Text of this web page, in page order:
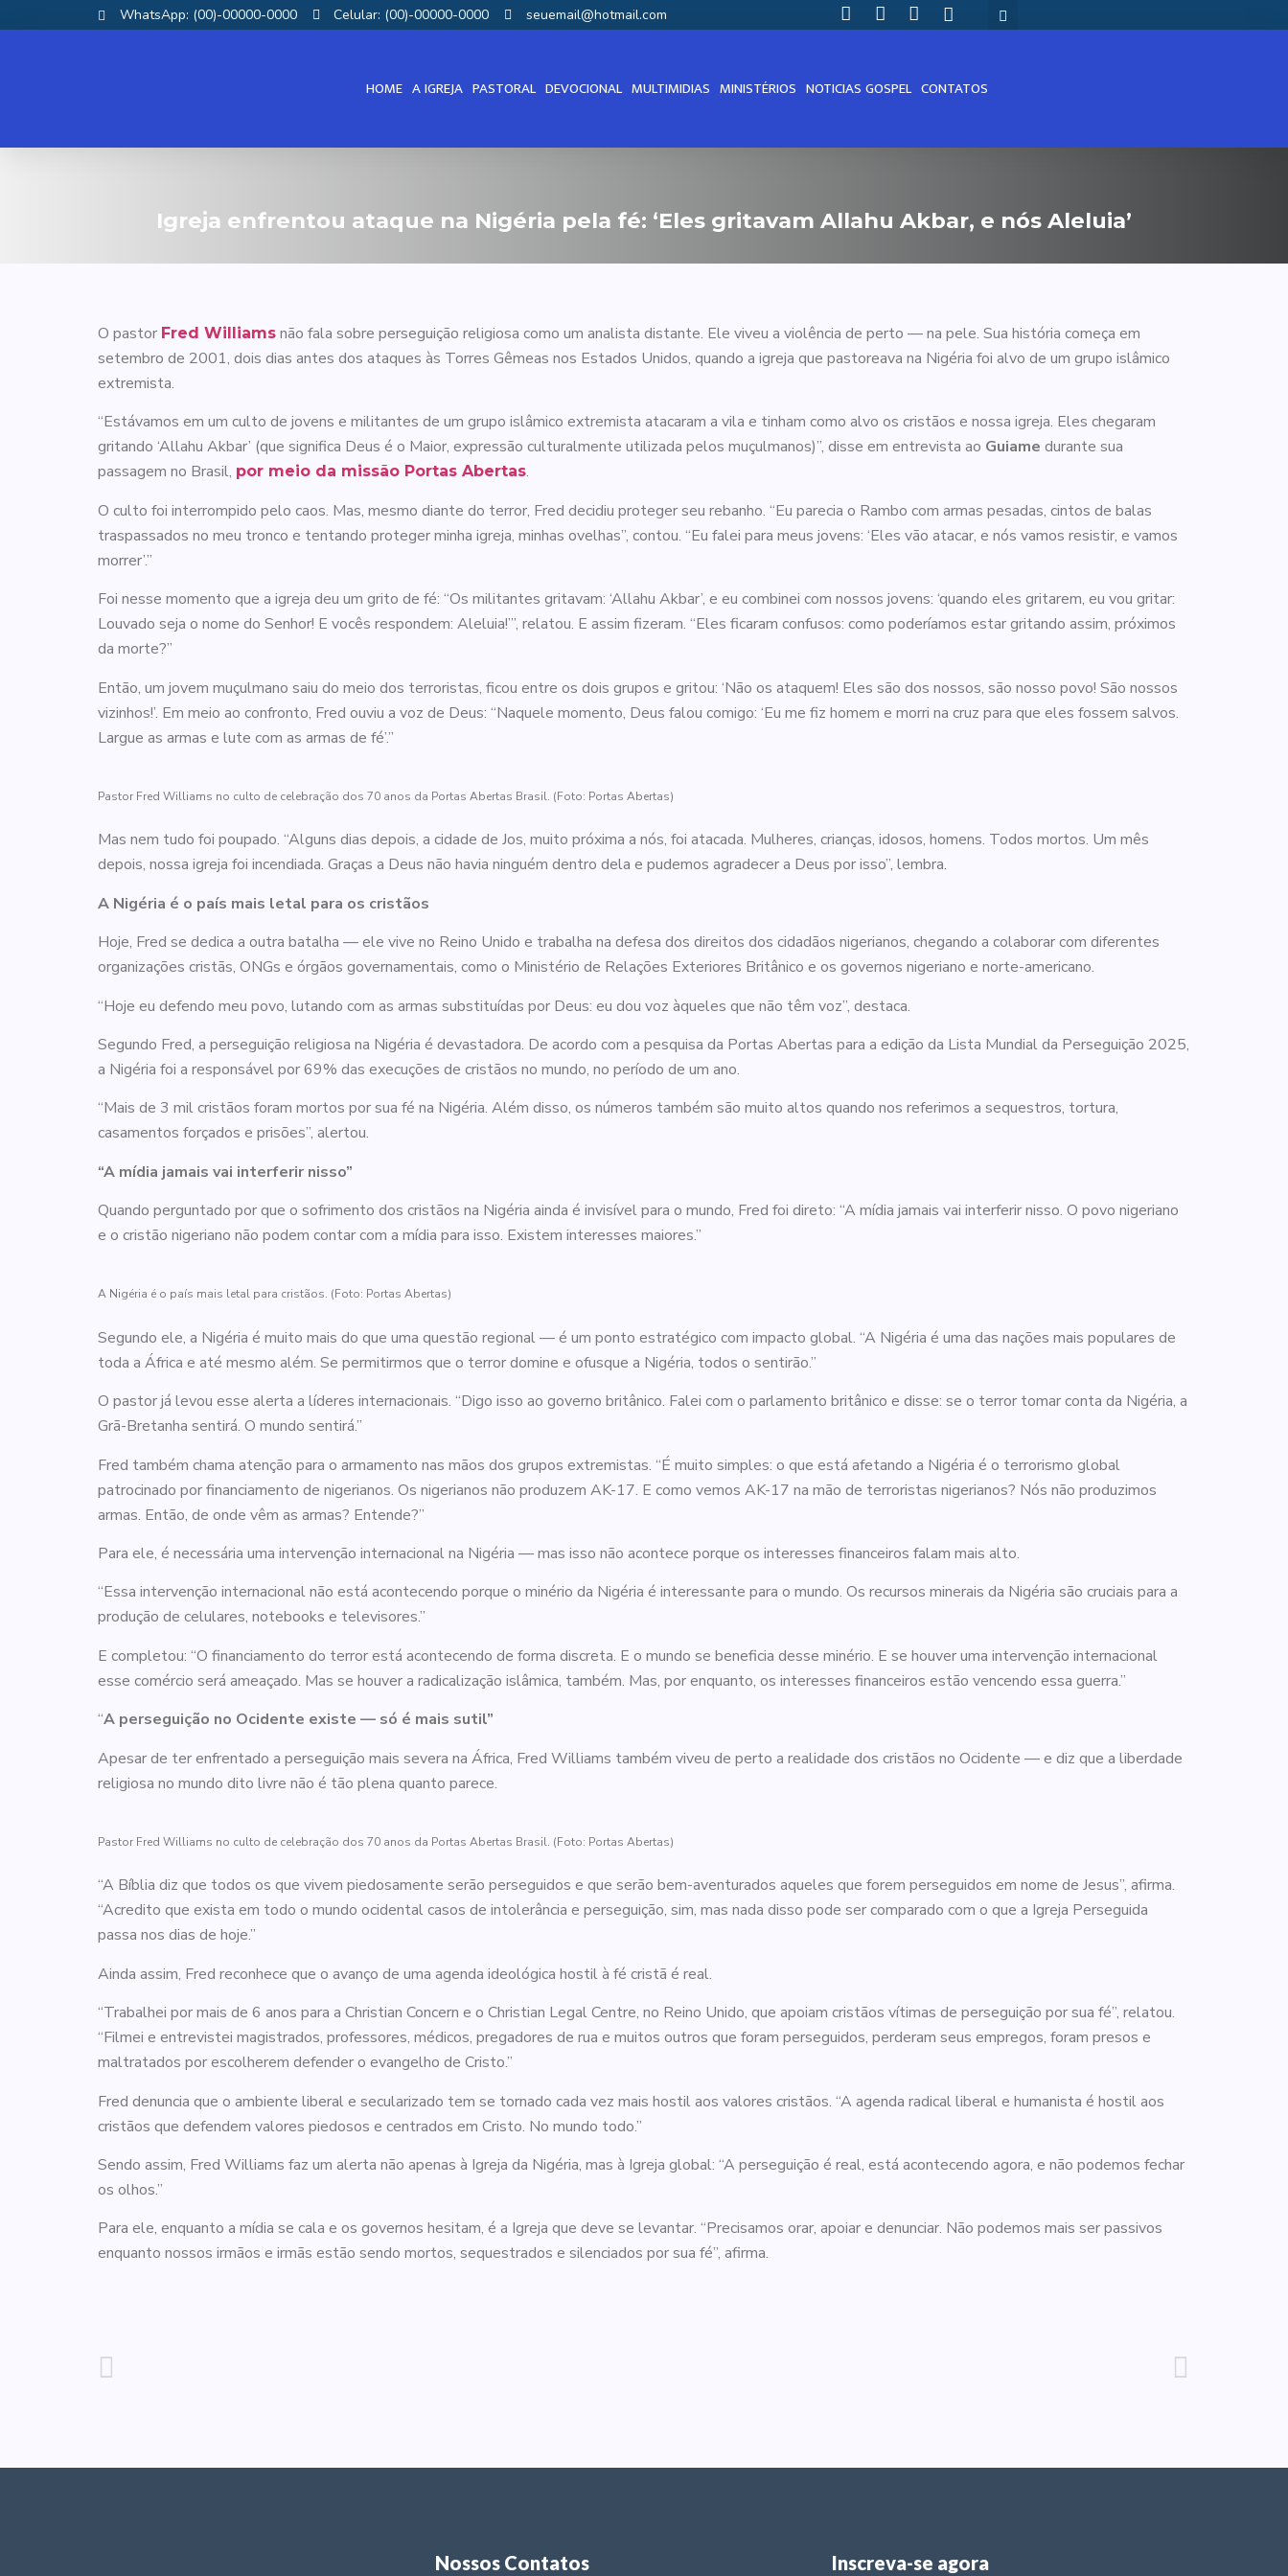
WhatsApp: (00)-00000-0000 Celular: (00)-00000-0000 seuemail@hotmail.com
HOME A IGREJA PASTORAL DEVOCIONAL MULTIMIDIAS MINISTÉRIOS NOTICIAS GOSPEL CONTATOS
Igreja enfrentou ataque na Nigéria pela fé: ‘Eles gritavam Allahu Akbar, e nós Aleluia’
O pastor Fred Williams não fala sobre perseguição religiosa como um analista distante. Ele viveu a violência de perto — na pele. Sua história começa em
setembro de 2001, dois dias antes dos ataques às Torres Gêmeas nos Estados Unidos, quando a igreja que pastoreava na Nigéria foi alvo de um grupo islâmico
extremista.
“Estávamos em um culto de jovens e militantes de um grupo islâmico extremista atacaram a vila e tinham como alvo os cristãos e nossa igreja. Eles chegaram
gritando ‘Allahu Akbar’ (que significa Deus é o Maior, expressão culturalmente utilizada pelos muçulmanos)”, disse em entrevista ao Guiame durante sua
passagem no Brasil, por meio da missão Portas Abertas.
O culto foi interrompido pelo caos. Mas, mesmo diante do terror, Fred decidiu proteger seu rebanho. “Eu parecia o Rambo com armas pesadas, cintos de balas
traspassados no meu tronco e tentando proteger minha igreja, minhas ovelhas”, contou. “Eu falei para meus jovens: ‘Eles vão atacar, e nós vamos resistir, e vamos
morrer’.”
Foi nesse momento que a igreja deu um grito de fé: “Os militantes gritavam: ‘Allahu Akbar’, e eu combinei com nossos jovens: ‘quando eles gritarem, eu vou gritar:
Louvado seja o nome do Senhor! E vocês respondem: Aleluia!’”, relatou. E assim fizeram. “Eles ficaram confusos: como poderíamos estar gritando assim, próximos
da morte?”
Então, um jovem muçulmano saiu do meio dos terroristas, ficou entre os dois grupos e gritou: ‘Não os ataquem! Eles são dos nossos, são nosso povo! São nossos
vizinhos!’. Em meio ao confronto, Fred ouviu a voz de Deus: “Naquele momento, Deus falou comigo: ‘Eu me fiz homem e morri na cruz para que eles fossem salvos.
Largue as armas e lute com as armas de fé’.”
Pastor Fred Williams no culto de celebração dos 70 anos da Portas Abertas Brasil. (Foto: Portas Abertas)
Mas nem tudo foi poupado. “Alguns dias depois, a cidade de Jos, muito próxima a nós, foi atacada. Mulheres, crianças, idosos, homens. Todos mortos. Um mês
depois, nossa igreja foi incendiada. Graças a Deus não havia ninguém dentro dela e pudemos agradecer a Deus por isso”, lembra.
A Nigéria é o país mais letal para os cristãos
Hoje, Fred se dedica a outra batalha — ele vive no Reino Unido e trabalha na defesa dos direitos dos cidadãos nigerianos, chegando a colaborar com diferentes
organizações cristãs, ONGs e órgãos governamentais, como o Ministério de Relações Exteriores Britânico e os governos nigeriano e norte-americano.
“Hoje eu defendo meu povo, lutando com as armas substituídas por Deus: eu dou voz àqueles que não têm voz”, destaca.
Segundo Fred, a perseguição religiosa na Nigéria é devastadora. De acordo com a pesquisa da Portas Abertas para a edição da Lista Mundial da Perseguição 2025,
a Nigéria foi a responsável por 69% das execuções de cristãos no mundo, no período de um ano.
“Mais de 3 mil cristãos foram mortos por sua fé na Nigéria. Além disso, os números também são muito altos quando nos referimos a sequestros, tortura,
casamentos forçados e prisões”, alertou.
“A mídia jamais vai interferir nisso”
Quando perguntado por que o sofrimento dos cristãos na Nigéria ainda é invisível para o mundo, Fred foi direto: “A mídia jamais vai interferir nisso. O povo nigeriano
e o cristão nigeriano não podem contar com a mídia para isso. Existem interesses maiores.”
A Nigéria é o país mais letal para cristãos. (Foto: Portas Abertas)
Segundo ele, a Nigéria é muito mais do que uma questão regional — é um ponto estratégico com impacto global. “A Nigéria é uma das nações mais populares de
toda a África e até mesmo além. Se permitirmos que o terror domine e ofusque a Nigéria, todos o sentirão.”
O pastor já levou esse alerta a líderes internacionais. “Digo isso ao governo britânico. Falei com o parlamento britânico e disse: se o terror tomar conta da Nigéria, a
Grã-Bretanha sentirá. O mundo sentirá.”
Fred também chama atenção para o armamento nas mãos dos grupos extremistas. “É muito simples: o que está afetando a Nigéria é o terrorismo global
patrocinado por financiamento de nigerianos. Os nigerianos não produzem AK-17. E como vemos AK-17 na mão de terroristas nigerianos? Nós não produzimos
armas. Então, de onde vêm as armas? Entende?”
Para ele, é necessária uma intervenção internacional na Nigéria — mas isso não acontece porque os interesses financeiros falam mais alto.
“Essa intervenção internacional não está acontecendo porque o minério da Nigéria é interessante para o mundo. Os recursos minerais da Nigéria são cruciais para a
produção de celulares, notebooks e televisores.”
E completou: “O financiamento do terror está acontecendo de forma discreta. E o mundo se beneficia desse minério. E se houver uma intervenção internacional
esse comércio será ameaçado. Mas se houver a radicalização islâmica, também. Mas, por enquanto, os interesses financeiros estão vencendo essa guerra.”
“A perseguição no Ocidente existe — só é mais sutil”
Apesar de ter enfrentado a perseguição mais severa na África, Fred Williams também viveu de perto a realidade dos cristãos no Ocidente — e diz que a liberdade
religiosa no mundo dito livre não é tão plena quanto parece.
Pastor Fred Williams no culto de celebração dos 70 anos da Portas Abertas Brasil. (Foto: Portas Abertas)
“A Bíblia diz que todos os que vivem piedosamente serão perseguidos e que serão bem-aventurados aqueles que forem perseguidos em nome de Jesus”, afirma.
“Acredito que exista em todo o mundo ocidental casos de intolerância e perseguição, sim, mas nada disso pode ser comparado com o que a Igreja Perseguida
passa nos dias de hoje.”
Ainda assim, Fred reconhece que o avanço de uma agenda ideológica hostil à fé cristã é real.
“Trabalhei por mais de 6 anos para a Christian Concern e o Christian Legal Centre, no Reino Unido, que apoiam cristãos vítimas de perseguição por sua fé”, relatou.
“Filmei e entrevistei magistrados, professores, médicos, pregadores de rua e muitos outros que foram perseguidos, perderam seus empregos, foram presos e
maltratados por escolherem defender o evangelho de Cristo.”
Fred denuncia que o ambiente liberal e secularizado tem se tornado cada vez mais hostil aos valores cristãos. “A agenda radical liberal e humanista é hostil aos
cristãos que defendem valores piedosos e centrados em Cristo. No mundo todo.”
Sendo assim, Fred Williams faz um alerta não apenas à Igreja da Nigéria, mas à Igreja global: “A perseguição é real, está acontecendo agora, e não podemos fechar
os olhos.”
Para ele, enquanto a mídia se cala e os governos hesitam, é a Igreja que deve se levantar. “Precisamos orar, apoiar e denunciar. Não podemos mais ser passivos
enquanto nossos irmãos e irmãs estão sendo mortos, sequestrados e silenciados por sua fé”, afirma.
Nossos Contatos Inscreva-se agora